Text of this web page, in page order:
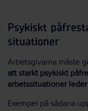
Psykiskt
situationer
Arbetsgivarna måste
att starkt psykiskt
arbetssituationer leder
Exempel på sådana